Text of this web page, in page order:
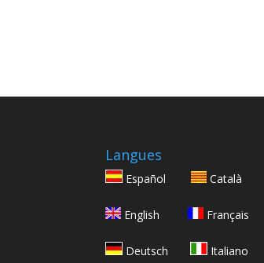
Langues
Español Català
English Français
Deutsch Italiano